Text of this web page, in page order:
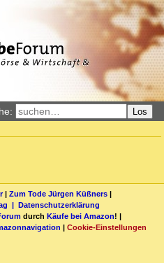
Los
| Zum Tode Jürgen Küßners |
| Datenschutzerklärung
durch Käufe bei Amazon! |
| Cookie-Einstellungen